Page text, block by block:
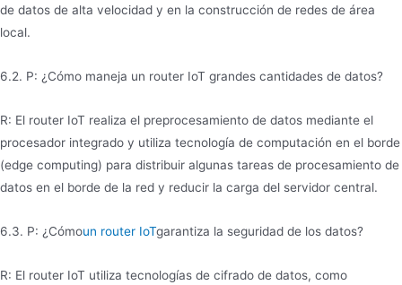
de datos de alta velocidad y en la construcción de redes de área
local.
6.2. P: ¿Cómo maneja un router IoT grandes cantidades de datos?
R: El router IoT realiza el preprocesamiento de datos mediante el
procesador integrado y utiliza tecnología de computación en el borde
(edge computing) para distribuir algunas tareas de procesamiento de
datos en el borde de la red y reducir la carga del servidor central.
6.3. P: ¿Cómoun router IoTgarantiza la seguridad de los datos?
R: El router IoT utiliza tecnologías de cifrado de datos, como